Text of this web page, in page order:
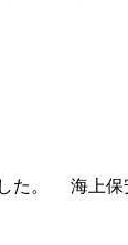
た。 海上